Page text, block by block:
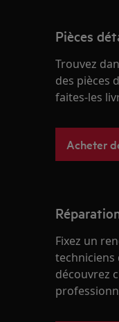
Pièces
Trouvez
des pièces
faites-les
Acheter
Fixez un
techniciens
découvrez